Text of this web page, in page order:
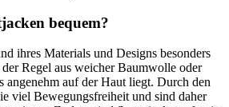
bequem?
ihres Materials und Designs besonders
Regel aus weicher Baumwolle oder
angenehm auf der Haut liegt. Durch den
viel Bewegungsfreiheit und sind daher